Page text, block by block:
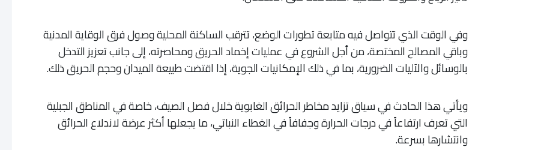
وفي الوقت الذي تتواصل فيه متابعة تطورات الوضع، تترقب الساكنة المحلية وصول فرق الوقاية المدنية
وباقي المصالح المختصة، من أجل الشروع في عمليات إخماد الحريق ومحاصرته، إلى جانب تعزيز التدخل
بالوسائل والآليات الضرورية، بما في ذلك الإمكانيات الجوية، إذا اقتضت طبيعة الميدان وحجم الحريق ذلك.
ويأتي هذا الحادث في سياق تزايد مخاطر الحرائق الغابوية خلال فصل الصيف، خاصة في المناطق الجبلية
التي تعرف ارتفاعاً في درجات الحرارة وجفافاً في الغطاء النباتي، ما يجعلها أكثر عرضة لاندلاع الحرائق
وانتشارها بسرعة.